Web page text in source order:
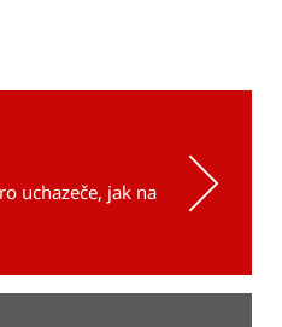
uchazeče, jak na